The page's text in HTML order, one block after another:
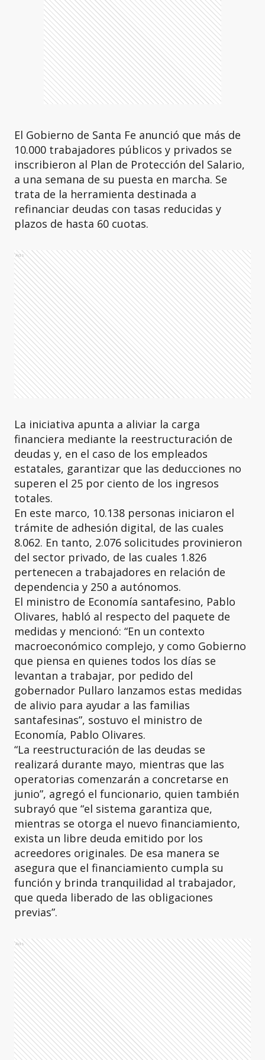
El Gobierno de Santa Fe anunció que más de
10.000 trabajadores públicos y privados se
inscribieron al Plan de Protección del Salario,
a una semana de su puesta en marcha. Se
trata de la herramienta destinada a
refinanciar deudas con tasas reducidas y
plazos de hasta 60 cuotas.
Ads
La iniciativa apunta a aliviar la carga
financiera mediante la reestructuración de
deudas y, en el caso de los empleados
estatales, garantizar que las deducciones no
superen el 25 por ciento de los ingresos
totales.
En este marco, 10.138 personas iniciaron el
trámite de adhesión digital, de las cuales
8.062. En tanto, 2.076 solicitudes provinieron
del sector privado, de las cuales 1.826
pertenecen a trabajadores en relación de
dependencia y 250 a autónomos.
El ministro de Economía santafesino, Pablo
Olivares, habló al respecto del paquete de
medidas y mencionó: “En un contexto
macroeconómico complejo, y como Gobierno
que piensa en quienes todos los días se
levantan a trabajar, por pedido del
gobernador Pullaro lanzamos estas medidas
de alivio para ayudar a las familias
santafesinas”, sostuvo el ministro de
Economía, Pablo Olivares.
“La reestructuración de las deudas se
realizará durante mayo, mientras que las
operatorias comenzarán a concretarse en
junio”, agregó el funcionario, quien también
subrayó que “el sistema garantiza que,
mientras se otorga el nuevo financiamiento,
exista un libre deuda emitido por los
acreedores originales. De esa manera se
asegura que el financiamiento cumpla su
función y brinda tranquilidad al trabajador,
que queda liberado de las obligaciones
previas”.
Ads